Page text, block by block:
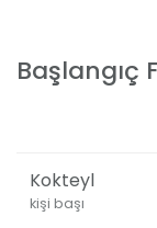
Başlangıç
Kokteyl
kişi başı